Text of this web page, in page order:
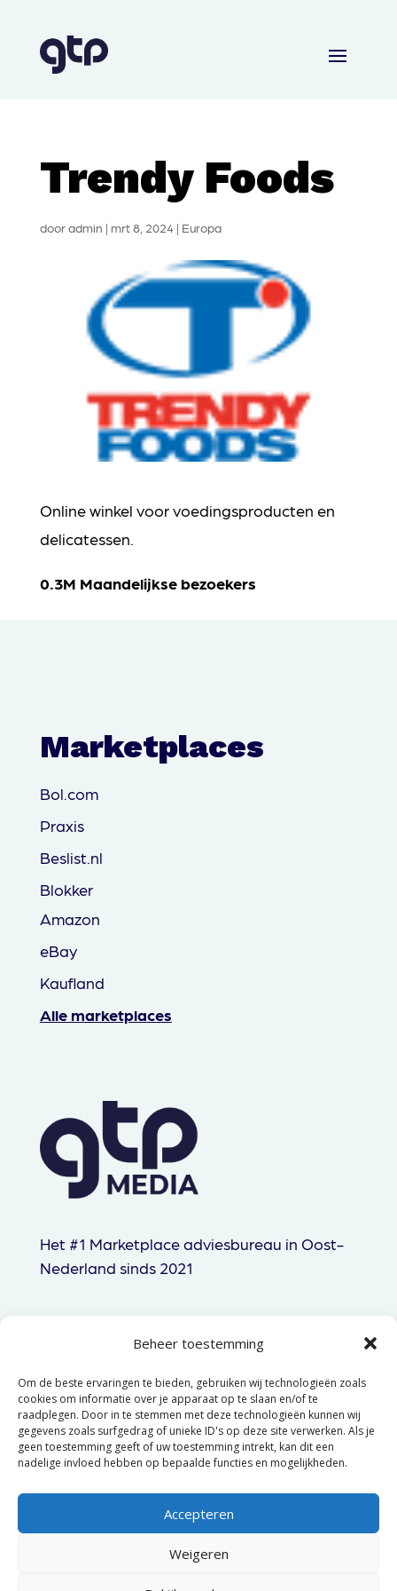
Beheer toestemming
Om de beste ervaringen te bieden, gebruiken wij technologieën zoals
cookies om informatie over je apparaat op te slaan en/of te
raadplegen. Door in te stemmen met deze technologieën kunnen wij
gegevens zoals surfgedrag of unieke ID's op deze site verwerken. Als je
geen toestemming geeft of uw toestemming intrekt, kan dit een
nadelige invloed hebben op bepaalde functies en mogelijkheden.
Accepteren
Weigeren
Trendy Foods
dooradmin | mrt 8, 2024| Europa
Online winkel voor voedingsproducten en
delicatessen.
0.3M Maandelijkse bezoekers
Marketplaces
Bol.com
Praxis
Beslist.nl
Blokker
Amazon
eBay
Kaufland
Alle marketplaces
Het #1 Marketplace adviesbureau in Oost-
Nederland sinds 2021
hallo@gtpmedia.nl
Hengelo, NL